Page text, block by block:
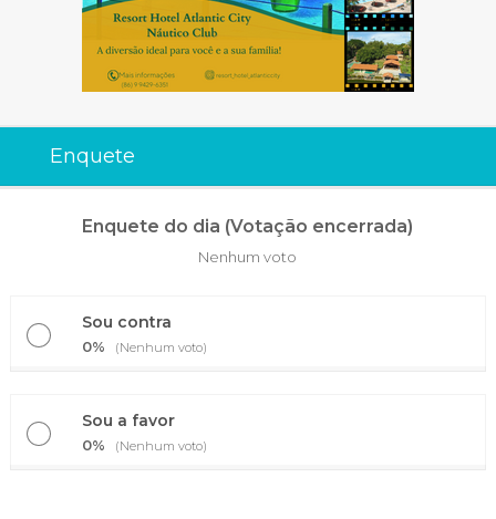
Enquete
Enquete do dia (Votação encerrada)
Nenhum voto
Sou contra
0% (Nenhum voto)
Sou a favor
0% (Nenhum voto)